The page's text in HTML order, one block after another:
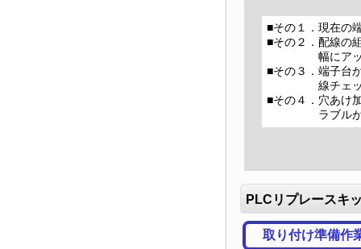
■その１． 現在の
■その２． 配線の
幅にア
■その３． 端子台
線チェ
■その４． 穴あけ
ラブル
PLCリプレースキ
取り付け準備作